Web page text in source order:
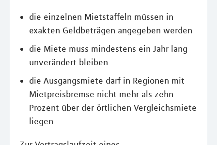
die einzelnen Mietstaffeln müssen in
exakten Geldbeträgen angegeben werden
die Miete muss mindestens ein Jahr lang
unverändert bleiben
die Ausgangsmiete darf in Regionen mit
Mietpreisbremse nicht mehr als zehn
Prozent über der örtlichen Vergleichsmiete
liegen